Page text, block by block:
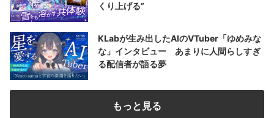
くり上げる”
KLabが生み出したAIのVTuber「ゆめみな
な」インタビュー あまりに人間らしすぎ
る配信者が語る夢
もっと見る